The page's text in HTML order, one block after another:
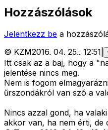
Hozzászólások
Jelentkezz be a
© KZM2016. 04. 25.. 12:51
Itt csak az a baj, hogy a
jelentése nincs meg.
Nem is fogom
űrszondákról van szó a
Nincs azzal gond, ha
akkor van, ha nem érti, de